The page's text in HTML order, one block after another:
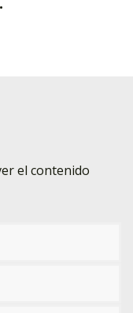
el contenido